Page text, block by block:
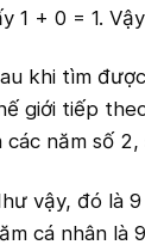
1 + 0 = 1.
khi tìm
giới tiếp
các năm số
vậy, đó là
cá nhân là